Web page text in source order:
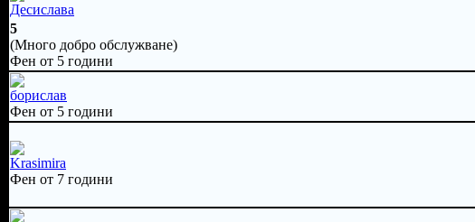
Десислава
5
(Много добро обслужване)
Фен от 5 години
борислав
Фен от 5 години
Krasimira
Фен от 7 години